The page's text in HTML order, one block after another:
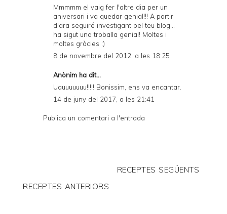
Mmmmm el vaig fer l'altre dia per un
aniversari i va quedar genial!!! A partir
d'ara seguiré investigant pel teu blog...
ha sigut una troballa genial! Moltes i
moltes gràcies :)
8 de novembre del 2012, a les 18:25
Anònim ha dit...
Uauuuuuuu!!!!! Bonissim, ens va encantar.
14 de juny del 2017, a les 21:41
Publica un comentari a l'entrada
RECEPTES SEGÜENTS
RECEPTES ANTERIORS